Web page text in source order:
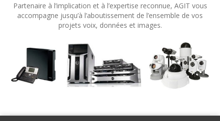
Partenaire à l’implication et à l’expertise reconnue, AGIT vous
accompagne jusqu’à l’aboutissement de l’ensemble de vos
projets voix, données et images.